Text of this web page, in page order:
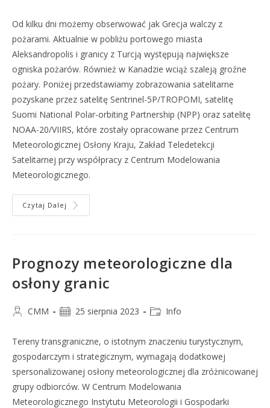
Od kilku dni możemy obserwować jak Grecja walczy z
pożarami. Aktualnie w pobliżu portowego miasta
Aleksandropolis i granicy z Turcją występują największe
ogniska pożarów. Również w Kanadzie wciąż szaleją groźne
pożary. Poniżej przedstawiamy zobrazowania satelitarne
pozyskane przez satelitę Sentrinel-5P/TROPOMI, satelitę
Suomi National Polar-orbiting Partnership (NPP) oraz satelitę
NOAA-20/VIIRS, które zostały opracowane przez Centrum
Meteorologicznej Osłony Kraju, Zakład Teledetekcji
Satelitarnej przy współpracy z Centrum Modelowania
Meteorologicznego.
Czytaj Dalej
Prognozy meteorologiczne dla
osłony granic
CMM 25 sierpnia 2023 Info
Tereny transgraniczne, o istotnym znaczeniu turystycznym,
gospodarczym i strategicznym, wymagają dodatkowej
spersonalizowanej osłony meteorologicznej dla zróżnicowanej
grupy odbiorców. W Centrum Modelowania
Meteorologicznego Instytutu Meteorologii i Gospodarki